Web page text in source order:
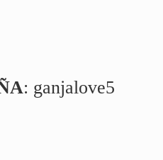
: ganjalove5